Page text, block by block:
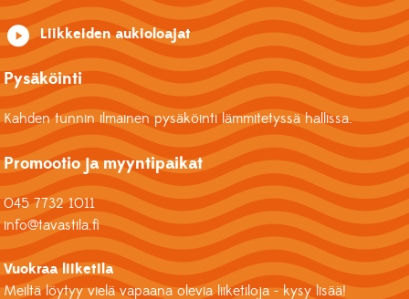
Liikkeiden aukioloajat
Pysäköinti
Kahden tunnin ilmainen pysäköinti lämmitetyssä hallissa.
Promootio ja myyntipaikat
045 7732 1011
info@tavastila.fi
Vuokraa liiketila
Meiltä löytyy vielä vapaana olevia liiketiloja - kysy lisää!